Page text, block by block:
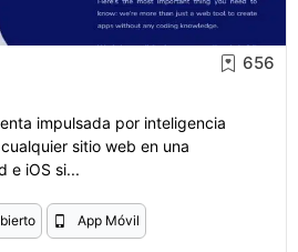
656
impulsada por inteligencia
sitio web en una
e iOS si...
App Móvil